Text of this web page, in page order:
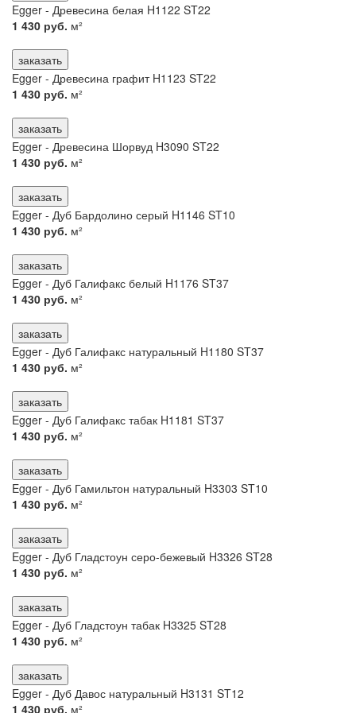
Egger - Древесина белая H1122 ST22
1 430 руб. м²
заказать
Egger - Древесина графит H1123 ST22
1 430 руб. м²
заказать
Egger - Древесина Шорвуд H3090 ST22
1 430 руб. м²
заказать
Egger - Дуб Бардолино серый H1146 ST10
1 430 руб. м²
заказать
Egger - Дуб Галифакс белый H1176 ST37
1 430 руб. м²
заказать
Egger - Дуб Галифакс натуральный H1180 ST37
1 430 руб. м²
заказать
Egger - Дуб Галифакс табак H1181 ST37
1 430 руб. м²
заказать
Egger - Дуб Гамильтон натуральный H3303 ST10
1 430 руб. м²
заказать
Egger - Дуб Гладстоун серо-бежевый H3326 ST28
1 430 руб. м²
заказать
Egger - Дуб Гладстоун табак H3325 ST28
1 430 руб. м²
заказать
Egger - Дуб Давос натуральный H3131 ST12
1 430 руб. м²